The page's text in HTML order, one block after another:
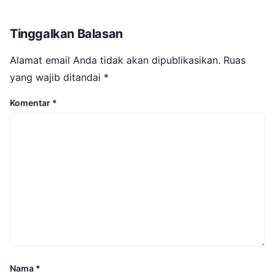
Tinggalkan Balasan
Alamat email Anda tidak akan dipublikasikan. Ruas
yang wajib ditandai *
Komentar *
Nama *